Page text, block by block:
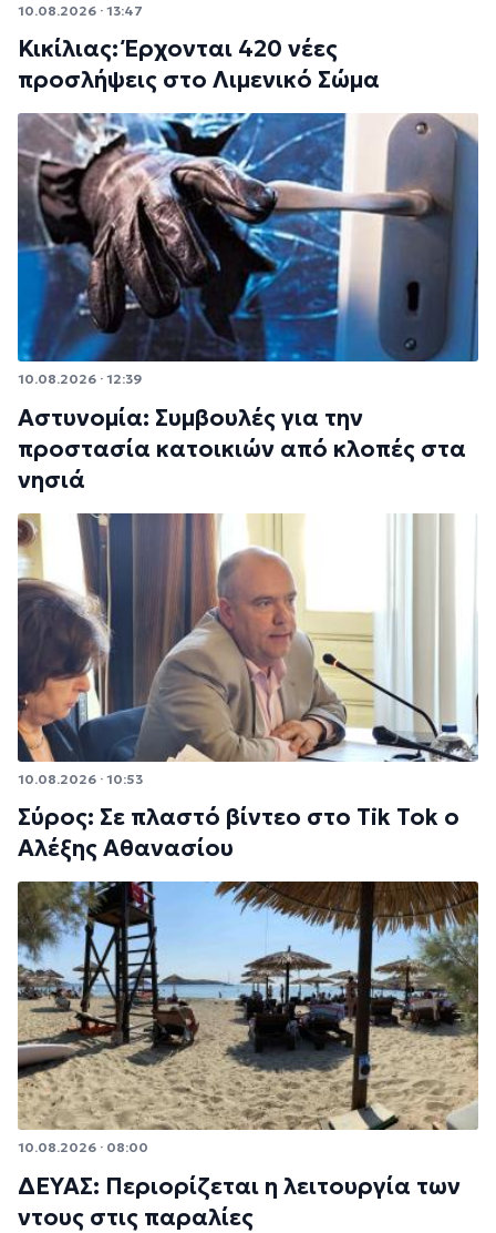
10.08.2026 · 13:47
Κικίλιας: Έρχονται 420 νέες
προσλήψεις στο Λιμενικό Σώμα
10.08.2026 · 12:39
Αστυνομία: Συμβουλές για την
προστασία κατοικιών από κλοπές στα
νησιά
10.08.2026 · 10:53
Σύρος: Σε πλαστό βίντεο στο Tik Tok ο
Αλέξης Αθανασίου
10.08.2026 · 08:00
ΔΕΥΑΣ: Περιορίζεται η λειτουργία των
ντους στις παραλίες